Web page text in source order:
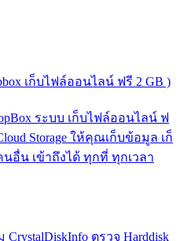
เก็บไฟล์ออนไลน์ ฟรี 2 GB )
ระบบ เก็บไฟล์ออนไลน์ ฟ
Storage ให้คุณเก็บข้อมูล เก็
อื่น เข้าถึงได้ ทุกที่ ทุกเวลา
CrystalDiskInfo ตรวจ Harddisk